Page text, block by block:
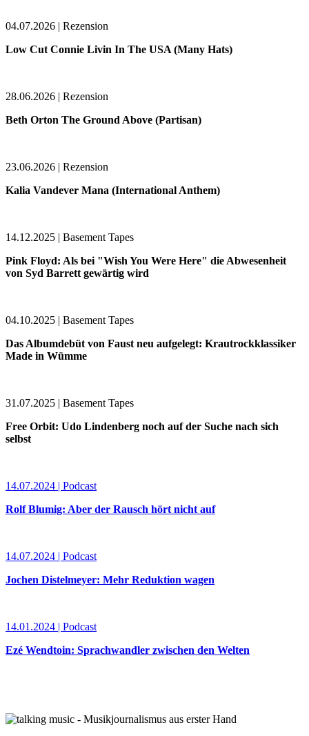
04.07.2026 | Rezension
Low Cut Connie Livin In The USA (Many Hats)
28.06.2026 | Rezension
Beth Orton The Ground Above (Partisan)
23.06.2026 | Rezension
Kalia Vandever Mana (International Anthem)
14.12.2025 | Basement Tapes
Pink Floyd: Als bei "Wish You Were Here" die Abwesenheit
von Syd Barrett gewärtig wird
04.10.2025 | Basement Tapes
Das Albumdebüt von Faust neu aufgelegt: Krautrockklassiker
Made in Wümme
31.07.2025 | Basement Tapes
Free Orbit: Udo Lindenberg noch auf der Suche nach sich
selbst
14.07.2024 | Podcast
Rolf Blumig: Aber der Rausch hört nicht auf
14.07.2024 | Podcast
Jochen Distelmeyer: Mehr Reduktion wagen
14.01.2024 | Podcast
Ezé Wendtoin: Sprachwandler zwischen den Welten